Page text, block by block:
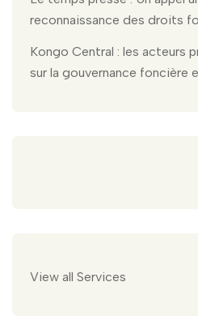
reconnaissance des droits
Kongo Central : les acteurs
sur la gouvernance foncière
View all Services